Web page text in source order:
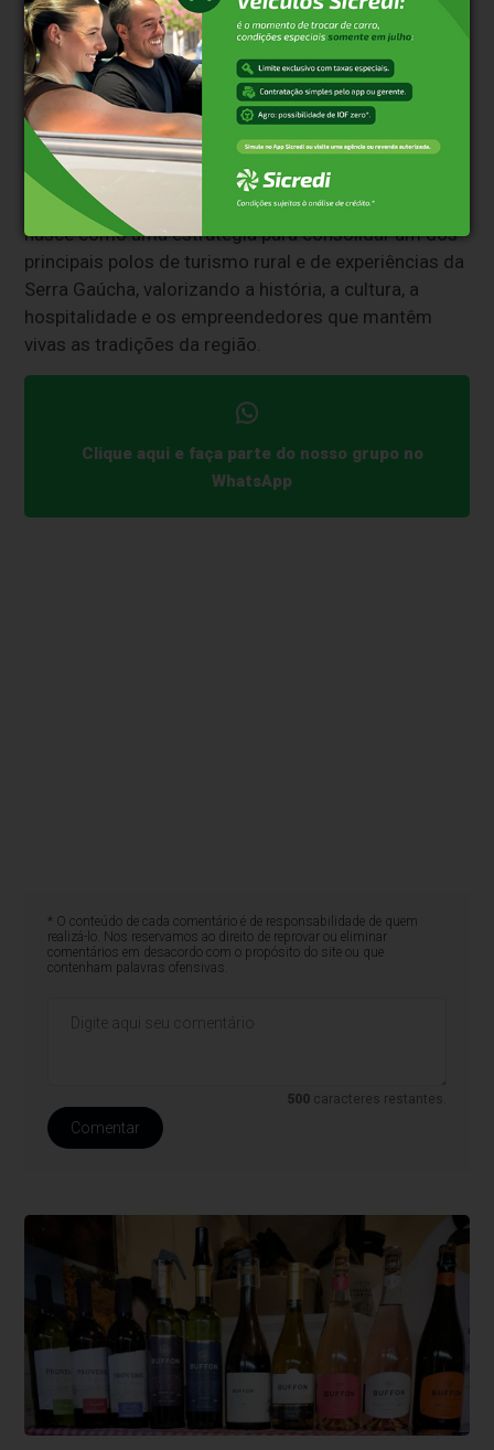
coloniais, conhecer agroindústrias artesanais,
hospedar-se em pousadas e cabanas, visitar parques
de aventura, realizar passeios de ecoturismo,
participar de eventos, vivenciar a cultura italiana e
contemplar algumas das paisagens mais
emblemáticas do interior de Bento Gonçalves.
Mais do que uma mudança de nome, oVera Vista
nasce como uma estratégia para consolidar um dos
principais polos de turismo rural e de experiências da
Serra Gaúcha, valorizando a história, a cultura, a
hospitalidade e os empreendedores que mantêm
vivas as tradições da região.
Clique aqui e faça parte do nosso grupo no
WhatsApp
* O conteúdo de cada comentário é de responsabilidade de quem
realizá-lo. Nos reservamos ao direito de reprovar ou eliminar
comentários em desacordo com o propósito do site ou que
contenham palavras ofensivas.
500 caracteres restantes.
Comentar